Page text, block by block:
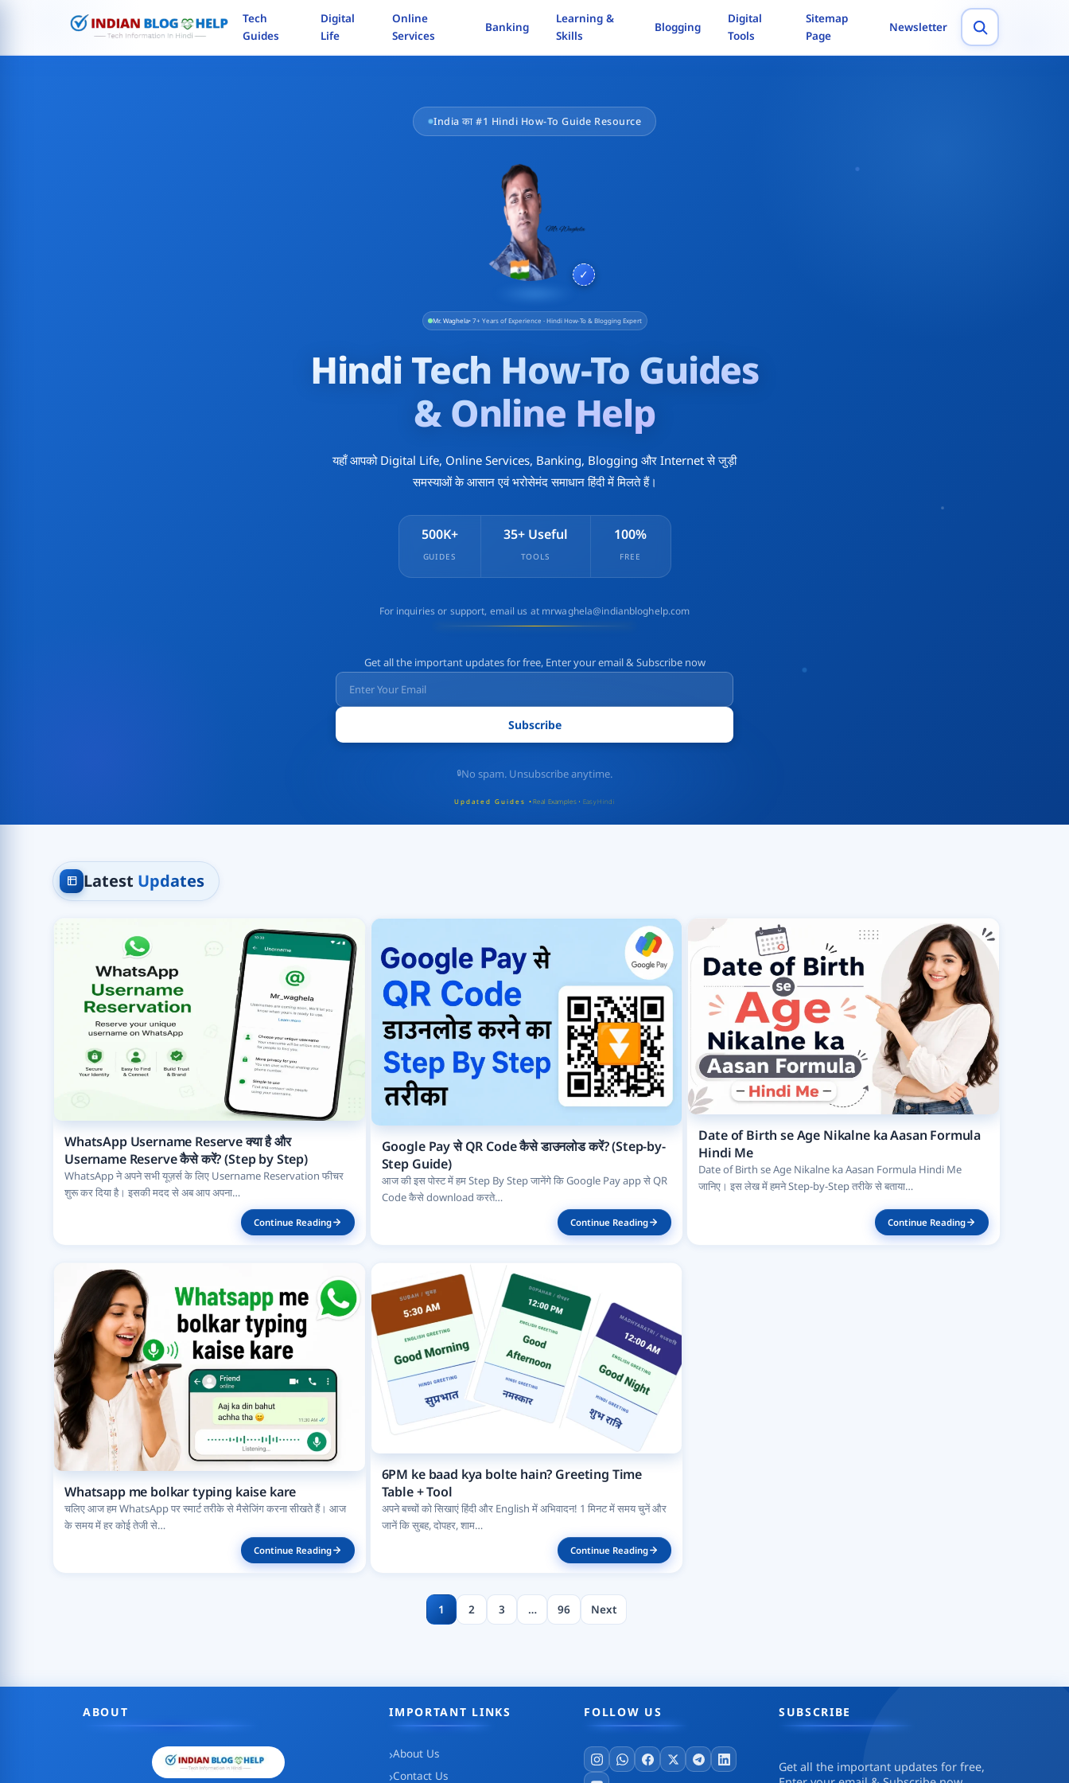
content
Tech
Guides
Digital
Life
Online
Services
Banking
Learning &
Skills
Blogging
Digital
Tools
Sitemap
Page
Newsletter
India का #1 Hindi How-To Guide Resource
✓
Mr. Waghela• 7+ Years of Experience · Hindi How-To & Blogging Expert
Hindi Tech How-To Guides
& Online Help
यहाँ आपको Digital Life, Online Services, Banking, Blogging और Internet से जुड़ी
समस्याओं के आसान एवं भरोसेमंद समाधान हिंदी में मिलते हैं।
500K+
GUIDES
35+ Useful
TOOLS
100%
FREE
For inquiries or support, email us at mrwaghela@indianbloghelp.com
Get all the important updates for free, Enter your email & Subscribe now
No spam. Unsubscribe anytime.
Updated Guides •Real Examples • Easy Hindi
Latest Updates
WhatsApp Username Reserve क्या है और
Username Reserve कैसे करें? (Step by Step)
WhatsApp ने अपने सभी यूज़र्स के लिए Username Reservation फीचर
शुरू कर दिया है। इसकी मदद से अब आप अपना…
Continue Reading
Google Pay से QR Code कैसे डाउनलोड करें? (Step-by-
Step Guide)
आज की इस पोस्ट में हम Step By Step जानेंगे कि Google Pay app से QR
Code कैसे download करते…
Continue Reading
Date of Birth se Age Nikalne ka Aasan Formula
Hindi Me
Date of Birth se Age Nikalne ka Aasan Formula Hindi Me
जानिए। इस लेख में हमने Step-by-Step तरीके से बताया…
Continue Reading
Whatsapp me bolkar typing kaise kare
चलिए आज हम WhatsApp पर स्मार्ट तरीके से मैसेजिंग करना सीखते हैं। आज
के समय में हर कोई तेजी से…
Continue Reading
6PM ke baad kya bolte hain? Greeting Time
Table + Tool
अपने बच्चों को सिखाएं हिंदी और English में अभिवादन! 1 मिनट में समय चुनें और
जानें कि सुबह, दोपहर, शाम…
Continue Reading
1 2 3 … 96 Next
ABOUT IMPORTANT LINKS
About Us
Contact Us
FOLLOW US SUBSCRIBE
Get all the important updates for free,